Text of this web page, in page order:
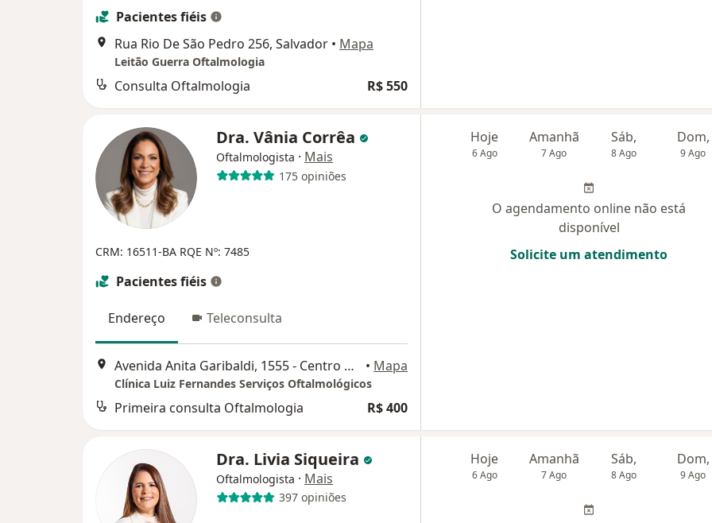
Pacientes fiéis
Rua Rio De São Pedro 256, Salvador • Mapa
Leitão Guerra Oftalmologia
Consulta Oftalmologia R$ 550
Dra. Vânia Corrêa
Oftalmologista · Mais
175 opiniões
CRM: 16511-BA RQE Nº: 7485
Pacientes fiéis
Endereço Teleconsulta
Avenida Anita Garibaldi, 1555 - Centro Médico Garibaldi, sala 1005, Salvador • Mapa
Clínica Luiz Fernandes Serviços Oftalmológicos
Primeira consulta Oftalmologia R$ 400
Hoje
6 Ago
Amanhã
7 Ago
Sáb,
8 Ago
Dom,
9 Ago
O agendamento online não está
disponível
Solicite um atendimento
Dra. Livia Siqueira
Oftalmologista · Mais
397 opiniões
Hoje
6 Ago
Amanhã
7 Ago
Sáb,
8 Ago
Dom,
9 Ago